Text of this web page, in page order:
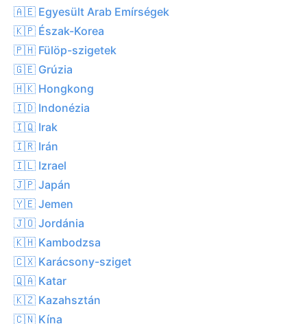
🇦🇪 Egyesült Arab Emírségek
🇰🇵 Észak-Korea
🇵🇭 Fülöp-szigetek
🇬🇪 Grúzia
🇭🇰 Hongkong
🇮🇩 Indonézia
🇮🇶 Irak
🇮🇷 Irán
🇮🇱 Izrael
🇯🇵 Japán
🇾🇪 Jemen
🇯🇴 Jordánia
🇰🇭 Kambodzsa
🇨🇽 Karácsony-sziget
🇶🇦 Katar
🇰🇿 Kazahsztán
🇨🇳 Kína